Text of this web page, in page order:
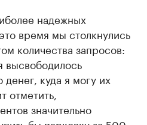
надежных
время мы столкнулись
количества запросов:
высвободилось
денег, куда я могу их
отметить,
значительно